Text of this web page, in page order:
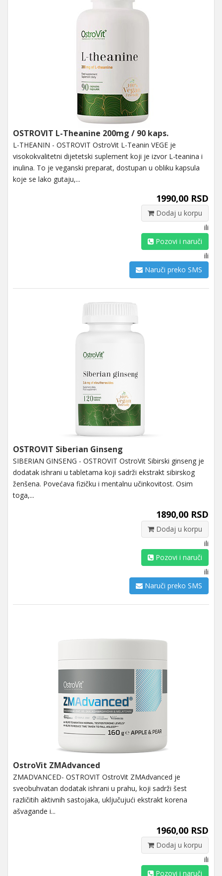
OSTROVIT L-Theanine 200mg / 90 kaps.
L-THEANIN - OSTROVIT OstroVit L-Teanin VEGE je
visokokvalitetni dijetetski suplement koji je izvor L-teanina i
inulina. To je veganski preparat, dostupan u obliku kapsula
koje se lako gutaju,...
1990,00 RSD
Dodaj u korpu
ili
Pozovi i naruči
ili
Naruči preko SMS
OSTROVIT Siberian Ginseng
SIBERIAN GINSENG - OSTROVIT OstroVit Sibirski ginseng je
dodatak ishrani u tabletama koji sadrži ekstrakt sibirskog
ženšena. Povećava fizičku i mentalnu učinkovitost. Osim
toga,...
1890,00 RSD
Dodaj u korpu
ili
Pozovi i naruči
ili
Naruči preko SMS
OstroVit ZMAdvanced
ZMADVANCED- OSTROVIT OstroVit ZMAdvanced je
sveobuhvatan dodatak ishrani u prahu, koji sadrži šest
različitih aktivnih sastojaka, uključujući ekstrakt korena
ašvagande i...
1960,00 RSD
Dodaj u korpu
ili
Pozovi i naruči